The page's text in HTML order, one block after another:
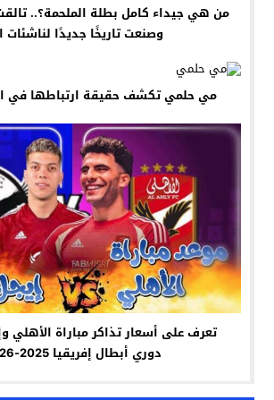
من هي جيداء كامل بطلة الملحمة؟..
وصنعت تاريخًا جديدًا لناشئات
مي حلمي تكشف حقيقة ارتباطها في
تعرف على أسعار تذاكر مباراة الأهلي
دوري أبطال إفريقيا 2025-2026